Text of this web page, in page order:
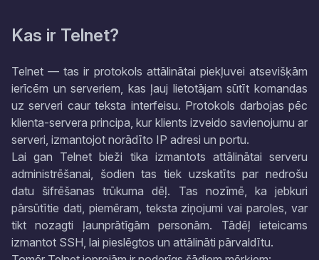
Kas ir Telnet?
Telnet — tas ir protokols attālinātai piekļuvei atsevišķām
ierīcēm un serveriem, kas ļauj lietotājam sūtīt komandas
uz serveri caur teksta interfeisu. Protokols darbojas pēc
klienta-servera principa, kur klients izveido savienojumu ar
serveri, izmantojot norādīto IP adresi un portu.
Lai gan Telnet bieži tika izmantots attālinātai serveru
administrēšanai, šodien tas tiek uzskatīts par nedrošu
datu šifrēšanas trūkuma dēļ. Tas nozīmē, ka jebkuri
pārsūtītie dati, piemēram, teksta ziņojumi vai paroles, var
tikt nozagti ļaunprātīgām personām. Tādēļ ieteicams
izmantot SSH, lai pieslēgtos un attālināti pārvaldītu.